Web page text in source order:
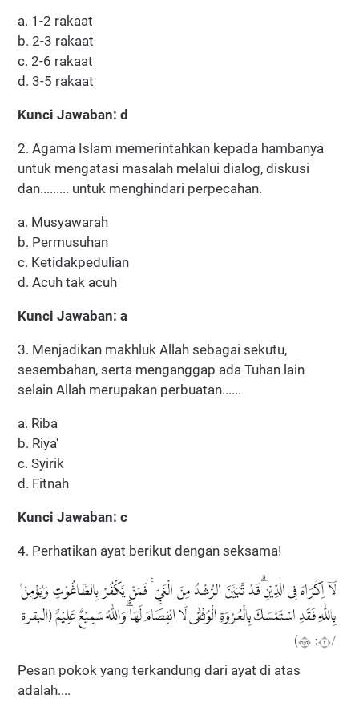
a. 1-2 rakaat
b. 2-3 rakaat
c. 2-6 rakaat
d. 3-5 rakaat
Kunci Jawaban: d
2. Agama Islam memerintahkan kepada hambanya
untuk mengatasi masalah melalui dialog, diskusi
dan......... untuk menghindari perpecahan.
a. Musyawarah
b. Permusuhan
c. Ketidakpedulian
d. Acuh tak acuh
Kunci Jawaban: a
3. Menjadikan makhluk Allah sebagai sekutu,
sesembahan, serta menganggap ada Tuhan lain
selain Allah merupakan perbuatan......
a. Riba
b. Riya'
c. Syirik
d. Fitnah
Kunci Jawaban: c
4. Perhatikan ayat berikut dengan seksama!
Pesan pokok yang terkandung dari ayat di atas
adalah....